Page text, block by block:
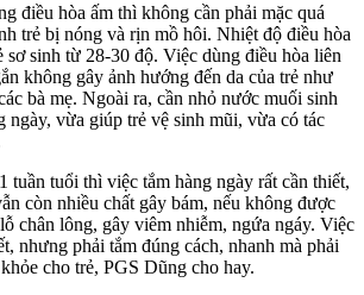
điều hòa ấm thì không cần phải mặc quá
trẻ bị nóng và rịn mồ hôi. Nhiệt độ điều hòa
sơ sinh từ 28-30 độ. Việc dùng điều hòa liên
không gây ảnh hướng đến da của trẻ như
bà mẹ. Ngoài ra, cần nhỏ nước muối sinh
ngày, vừa giúp trẻ vệ sinh mũi, vừa có tác
tuần tuổi thì việc tắm hàng ngày rất cần thiết,
còn nhiều chất gây bám, nếu không được
chân lông, gây viêm nhiễm, ngứa ngáy. Việc
nhưng phải tắm đúng cách, nhanh mà phải
cho trẻ, PGS Dũng cho hay.